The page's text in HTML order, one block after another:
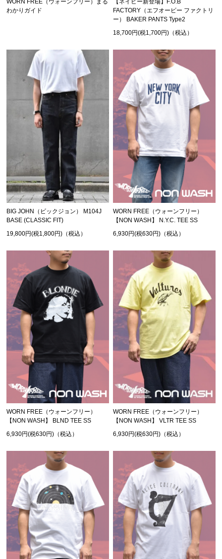
WORN FREE（ウォーンフリー）まる
わかりガイド
【ネイビー新登場】F.O.B
FACTORY（エフオービー ファクトリ
ー） BAKER PANTS Type2
18,700円(税1,700円)（税込）
BIG JOHN（ビックジョン） M104J
BASE (CLASSIC FIT)
19,800円(税1,800円)（税込）
WORN FREE（ウォーンフリー）
【NON WASH】 N.Y.C. TEE SS
6,930円(税630円)（税込）
WORN FREE（ウォーンフリー）
【NON WASH】 BLND TEE SS
6,930円(税630円)（税込）
WORN FREE（ウォーンフリー）
【NON WASH】 VLTR TEE SS
6,930円(税630円)（税込）